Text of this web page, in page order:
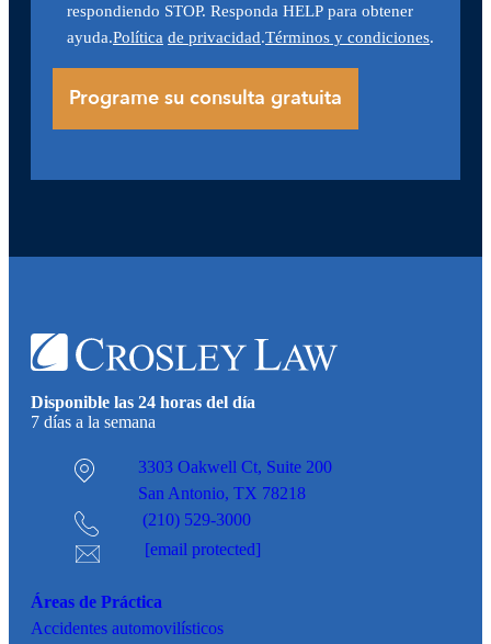
respondiendo STOP. Responda HELP para obtener
ayuda.Política de privacidad.Términos y condiciones.
Disponible las 24 horas del día
7 días a la semana
3303 Oakwell Ct, Suite 200
San Antonio, TX 78218
(210) 529-3000
[email protected]
Áreas de Práctica
Accidentes automovilísticos